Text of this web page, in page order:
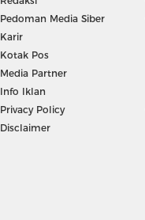
Pedoman Media Siber
Karir
Kotak Pos
Media Partner
Info Iklan
Privacy Policy
Disclaimer